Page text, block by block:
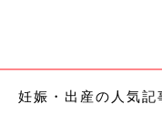
妊娠・出産の人気記